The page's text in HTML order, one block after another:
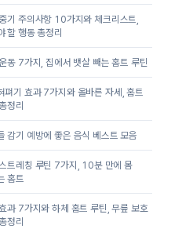
기 주의사항 10가지와 체크리스트,
할 행동 총정리
동 7가지, 집에서 뱃살 빼는 홈트 루틴
펴기 효과 7가지와 올바른 자세, 홈트
정리
감기 예방에 좋은 음식 베스트 모음
트레칭 루틴 7가지, 10분 만에 몸
홈트
과 7가지와 하체 홈트 루틴, 무릎 보호
정리